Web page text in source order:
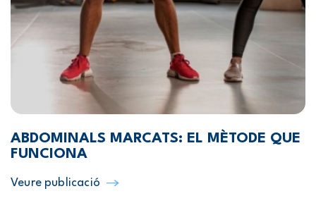
ABDOMINALS MARCATS: EL MÈTODE QUE
FUNCIONA
Veure publicació